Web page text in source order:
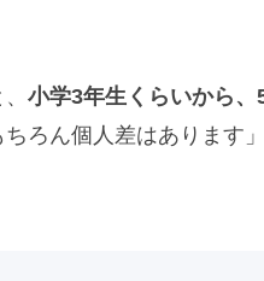
小学3年生くらいから
ろん個人差はあります」